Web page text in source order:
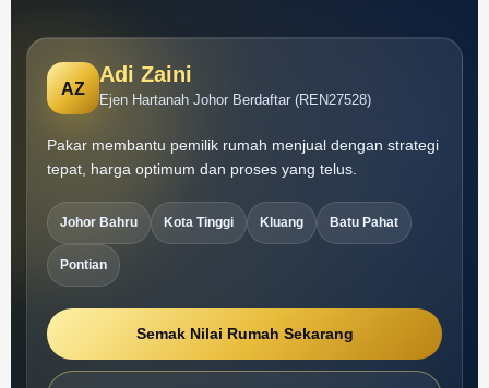
AZ
Adi Zaini
Ejen Hartanah Johor Berdaftar (REN27528)
Pakar membantu pemilik rumah menjual dengan strategi
tepat, harga optimum dan proses yang telus.
Johor Bahru Kota Tinggi Kluang Batu Pahat
Pontian
Semak Nilai Rumah Sekarang